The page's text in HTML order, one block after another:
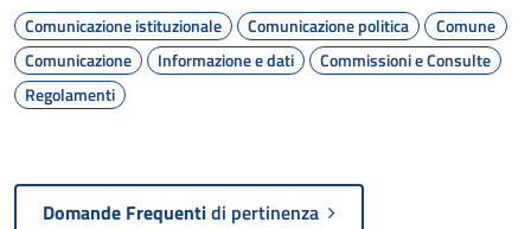
Comunicazione istituzionale
Comunicazione politica
Comune
Comunicazione
Informazione e dati
Commissioni e Consulte
Regolamenti
Domande Frequentidi pertinenza